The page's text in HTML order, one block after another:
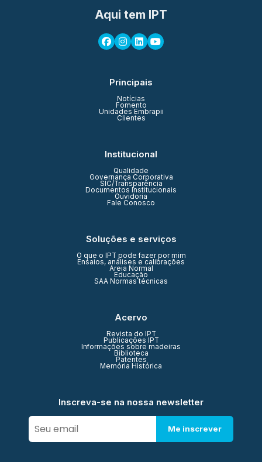
Aqui tem IPT
Principais
Notícias
Fomento
Unidades Embrapii
Clientes
Institucional
Qualidade
Governança Corporativa
SIC/Transparência
Documentos Institucionais
Ouvidoria
Fale Conosco
Soluções e serviços
O que o IPT pode fazer por mim
Ensaios, análises e calibrações
Areia Normal
Educação
SAA Normas técnicas
Acervo
Revista do IPT
Publicações IPT
Informações sobre madeiras
Biblioteca
Patentes
Memória Histórica
Inscreva-se na nossa newsletter
Me inscrever